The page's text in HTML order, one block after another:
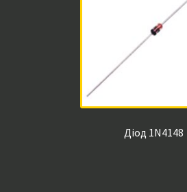
Діод 1N4148